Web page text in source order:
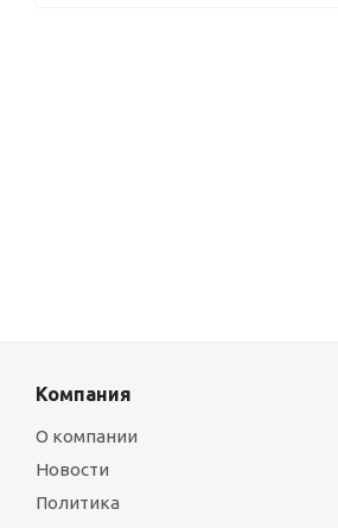
Компания
О компании
Новости
Политика